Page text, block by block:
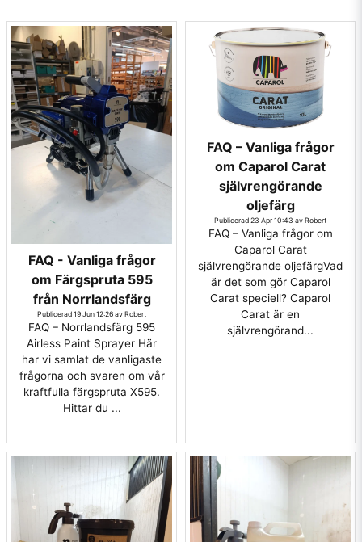
FAQ - Vanliga frågor
om Färgspruta 595
från Norrlandsfärg
Publicerad 19 Jun 12:26 av Robert
FAQ – Norrlandsfärg 595
Airless Paint Sprayer Här
har vi samlat de vanligaste
frågorna och svaren om vår
kraftfulla färgspruta X595.
Hittar du ...
FAQ – Vanliga frågor
om Caparol Carat
självrengörande
oljefärg
Publicerad 23 Apr 10:43 av Robert
FAQ – Vanliga frågor om
Caparol Carat
självrengörande oljefärgVad
är det som gör Caparol
Carat speciell? Caparol
Carat är en
självrengörand...